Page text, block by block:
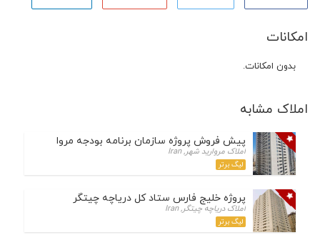
امکانات
بدون امکانات.
املاک مشابه
پیش فروش پروژه سازمان برنامه بودجه مرواریدشهر
املاک مروارید شهر, Iran
لیگ برتر
پروژه خلیج فارس ستاد کل دریاچه چیتگر
املاک دریاچه چیتگر, Iran
لیگ برتر